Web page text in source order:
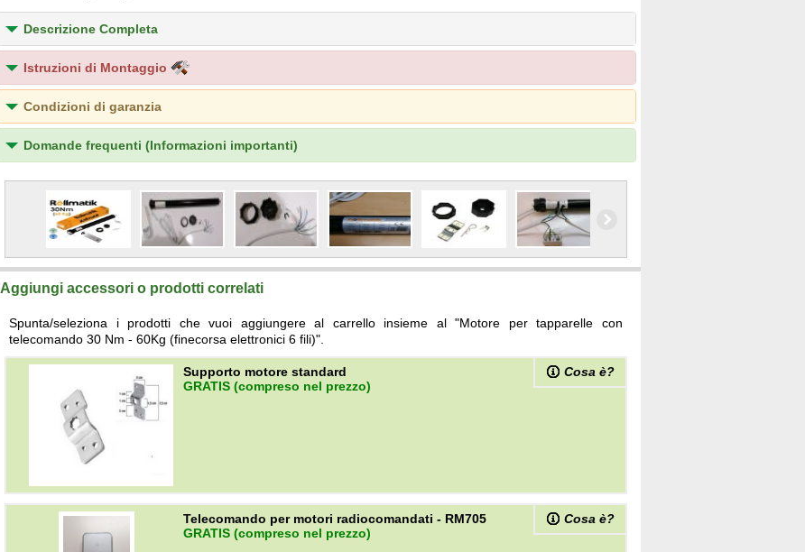
Descrizione Completa
Istruzioni di Montaggio
Condizioni di garanzia
Domande frequenti (Informazioni importanti)
Aggiungi accessori o prodotti correlati
Spunta/seleziona i prodotti che vuoi aggiungere al carrello insieme al "Motore per tapparelle con
telecomando 30 Nm - 60Kg (finecorsa elettronici 6 fili)".
Supporto motore standard
GRATIS (compreso nel prezzo)
Cosa è?
Telecomando per motori radiocomandati - RM705
GRATIS (compreso nel prezzo)
Cosa è?